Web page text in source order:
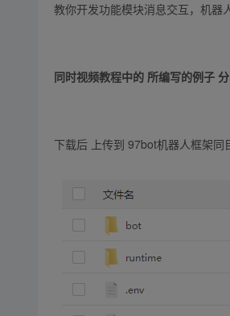
教你开发功能模块消息交互，机器
同时视频教程中的 所编写的例子
下载后 上传到 97bot机器人框架同